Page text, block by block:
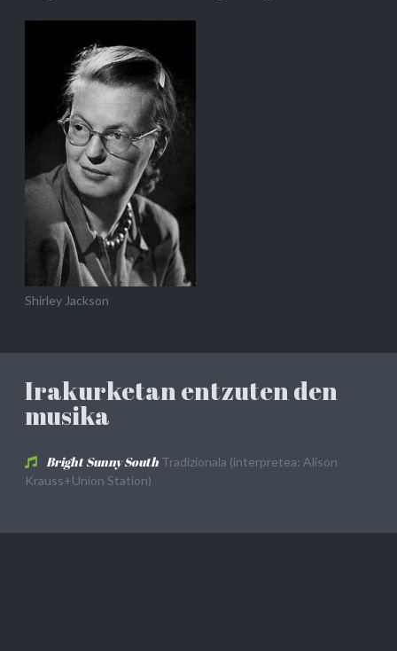
Shirley Jackson
Irakurketan entzuten den
musika
Bright Sunny South Tradizionala (interpretea: Alison
Krauss+Union Station)